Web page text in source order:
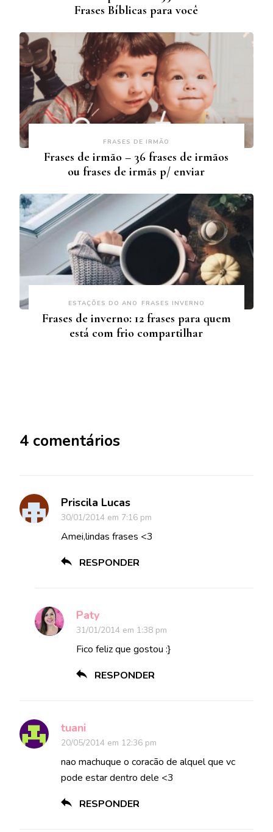
Frases Bíblicas para você
FRASES DE IRMÃO
Frases de irmão – 36 frases de irmãos
ou frases de irmãs p/ enviar
ESTAÇÕES DO ANO FRASES INVERNO
Frases de inverno: 12 frases para quem
está com frio compartilhar
4 comentários
Priscila Lucas
30/01/2014 em 7:16 pm
Amei,lindas frases <3
RESPONDER
Paty
31/01/2014 em 1:38 pm
Fico feliz que gostou :}
RESPONDER
tuani
20/05/2014 em 12:36 pm
nao machuque o coracão de alquel que vc
pode estar dentro dele <3
RESPONDER